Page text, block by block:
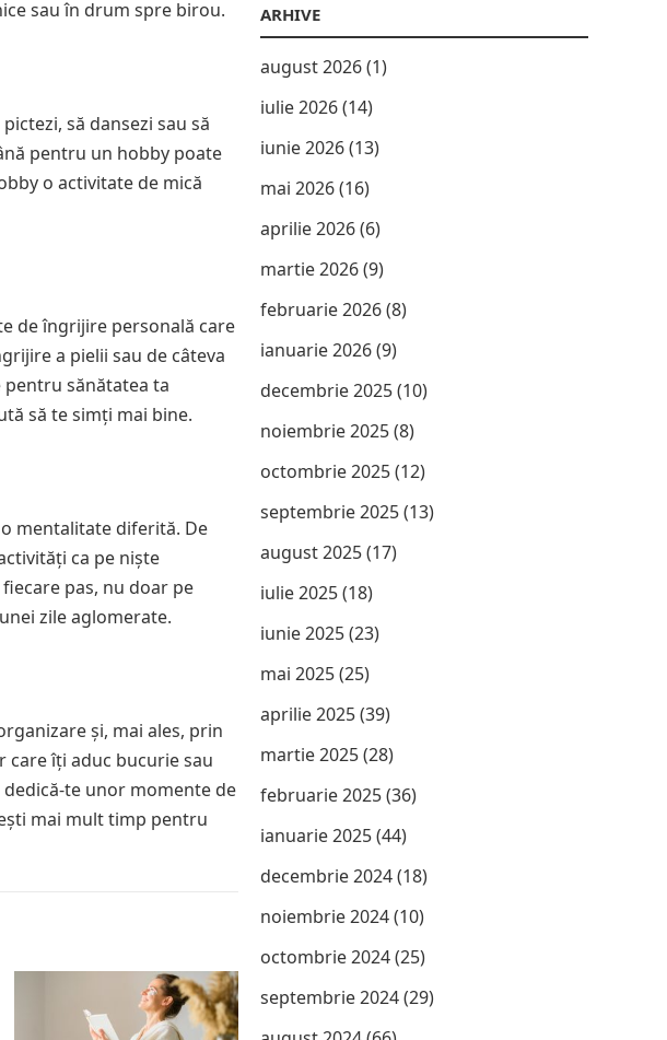
sau în drum spre birou.
să dansezi sau să
pentru un hobby poate
o activitate de mică
de îngrijire personală care
a pielii sau de câteva
sănătatea ta
să te simți mai bine.
mentalitate diferită. De
ca pe niște
pas, nu doar pe
zile aglomerate.
și, mai ales, prin
îți aduc bucurie sau
dedică-te unor momente de
mai mult timp pentru
ARHIVE
august 2026(1)
iulie 2026(14)
iunie 2026(13)
mai 2026(16)
aprilie 2026(6)
martie 2026(9)
februarie 2026(8)
ianuarie 2026(9)
decembrie 2025(10)
noiembrie 2025(8)
octombrie 2025(12)
septembrie 2025(13)
august 2025(17)
iulie 2025(18)
iunie 2025(23)
mai 2025(25)
aprilie 2025(39)
martie 2025(28)
februarie 2025(36)
ianuarie 2025(44)
decembrie 2024(18)
noiembrie 2024(10)
octombrie 2024(25)
septembrie 2024(29)